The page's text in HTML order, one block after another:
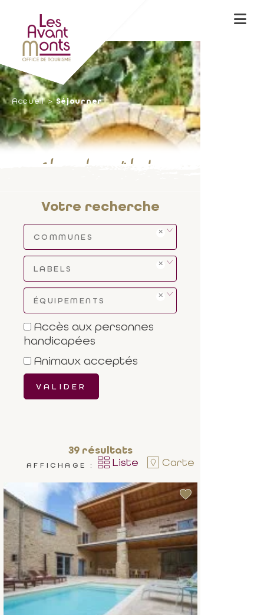
Accueil Séjourner
Votre recherche
COMMUNES
LABELS
ÉQUIPEMENTS
Accès aux personnes
handicapées
Animaux acceptés
VALIDER
39résultats
AFFICHAGE : Liste Carte